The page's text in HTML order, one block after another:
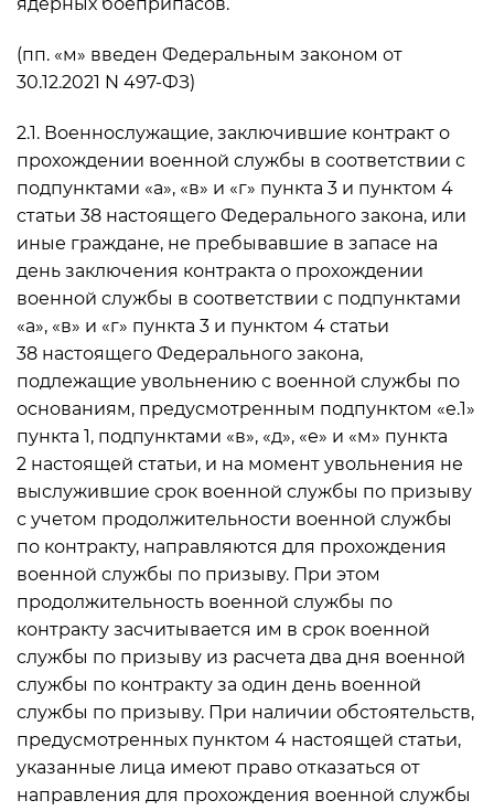
(пп. «м» введен Федеральным законом от
30.12.2021 N 497-ФЗ)
2.1. Военнослужащие, заключившие контракт о
прохождении военной службы в соответствии с
подпунктами «а», «в» и «г» пункта 3 и пунктом 4
статьи 38 настоящего Федерального закона, или
иные граждане, не пребывавшие в запасе на
день заключения контракта о прохождении
военной службы в соответствии с подпунктами
«а», «в» и «г» пункта 3 и пунктом 4 статьи
38 настоящего Федерального закона,
подлежащие увольнению с военной службы по
основаниям, предусмотренным подпунктом «е.1»
пункта 1, подпунктами «в», «д», «е» и «м» пункта
2 настоящей статьи, и на момент увольнения не
выслужившие срок военной службы по призыву
с учетом продолжительности военной службы
по контракту, направляются для прохождения
военной службы по призыву. При этом
продолжительность военной службы по
контракту засчитывается им в срок военной
службы по призыву из расчета два дня военной
службы по контракту за один день военной
службы по призыву. При наличии обстоятельств,
предусмотренных пунктом 4 настоящей статьи,
указанные лица имеют право отказаться от
направления для прохождения военной службы